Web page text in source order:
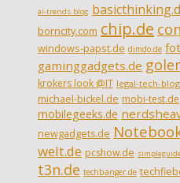
ai-trends.blog
borncity.com chip.de
windows-papst.de dimdo.de
gaminggadgets.de
krokers look @IT legal-tech-
michael-bickel.de mobi-test.de
mobilegeeks.de
newgadgets.de
welt.de pcshow.de
t3n.de techbanger.de